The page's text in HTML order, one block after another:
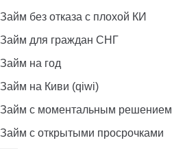
Займ без отказа с плохой КИ
Займ для граждан СНГ
Займ на год
Займ на Киви (qiwi)
Займ c моментальным решением
Займ с открытыми просрочками